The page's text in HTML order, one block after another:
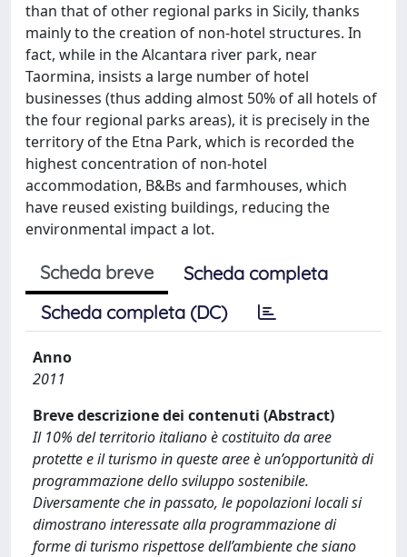
than that of other regional parks in Sicily, thanks
mainly to the creation of non-hotel structures. In
fact, while in the Alcantara river park, near
Taormina, insists a large number of hotel
businesses (thus adding almost 50% of all hotels of
the four regional parks areas), it is precisely in the
territory of the Etna Park, which is recorded the
highest concentration of non-hotel
accommodation, B&Bs and farmhouses, which
have reused existing buildings, reducing the
environmental impact a lot.
Scheda breve
Scheda completa
Scheda completa (DC)
Anno
2011
Breve descrizione dei contenuti (Abstract)
Il 10% del territorio italiano è costituito da aree
protette e il turismo in queste aree è un’opportunità di
programmazione dello sviluppo sostenibile.
Diversamente che in passato, le popolazioni locali si
dimostrano interessate alla programmazione di
forme di turismo rispettose dell’ambiente che siano